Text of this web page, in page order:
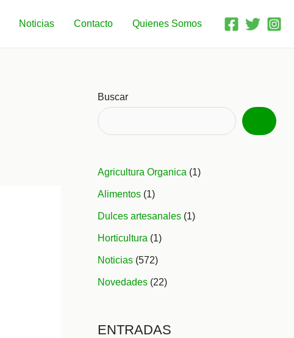
Noticias Contacto Quienes Somos
Buscar
Agricultura Organica (1)
Alimentos (1)
Dulces artesanales (1)
Horticultura (1)
Noticias (572)
Novedades (22)
ENTRADAS